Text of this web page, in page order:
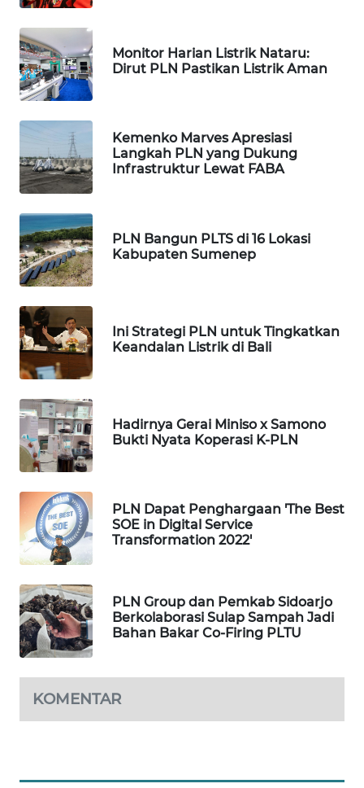
Monitor Harian Listrik Nataru:
Dirut PLN Pastikan Listrik Aman
Kemenko Marves Apresiasi
Langkah PLN yang Dukung
Infrastruktur Lewat FABA
PLN Bangun PLTS di 16 Lokasi
Kabupaten Sumenep
Ini Strategi PLN untuk Tingkatkan
Keandalan Listrik di Bali
Hadirnya Gerai Miniso x Samono
Bukti Nyata Koperasi K-PLN
PLN Dapat Penghargaan 'The Best
SOE in Digital Service
Transformation 2022'
PLN Group dan Pemkab Sidoarjo
Berkolaborasi Sulap Sampah Jadi
Bahan Bakar Co-Firing PLTU
KOMENTAR
WAHANA
SELEB
WAHANA
PERSONA
WAHANA
OTOMOTIF
WAHANA
WAHANA
DESA
WISATA
LAPAK
WAHANA
Network
KONSUMEN
LISTRIK
MASYARAKAT
KELISTRIKAN
WALINKI
ID
MAWAKA
ID
NET